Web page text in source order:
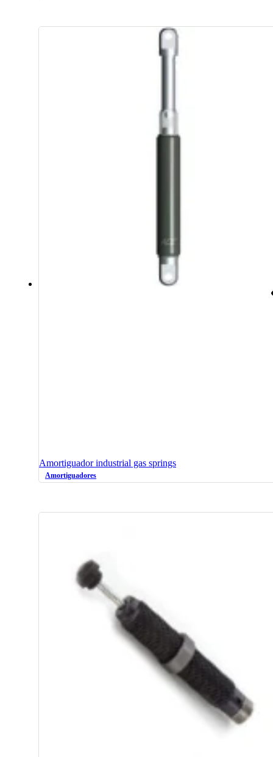
Amortiguador industrial gas springs
Amortiguadores